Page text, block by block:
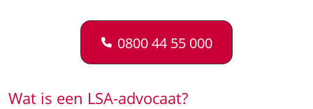
0800 44 55 000
Wat is een LSA-advocaat?